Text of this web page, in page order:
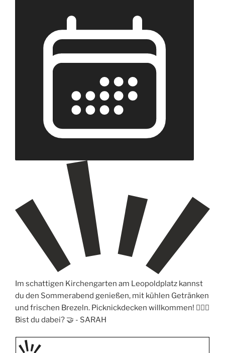
Im schattigen Kirchengarten am Leopoldplatz kannst
du den Sommerabend genießen, mit kühlen Getränken
und frischen Brezeln. Picknickdecken willkommen! 🧖🏼‍♀️
Bist du dabei? 🤝 - SARAH